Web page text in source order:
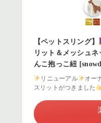
【ペットスリング】
リット＆メッシュ
んこ抱っこ紐
リニューアル
オー
スリットがつきました